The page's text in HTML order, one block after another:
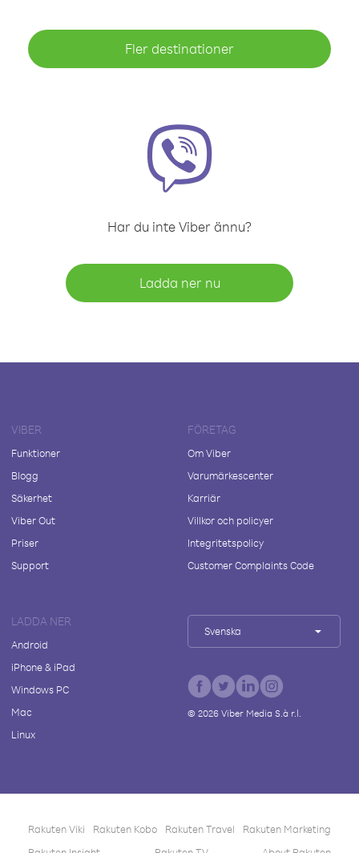
Fler destinationer
Har du inte Viber ännu?
Ladda ner nu
VIBER
Funktioner
Blogg
Säkerhet
Viber Out
Priser
Support
FÖRETAG
Om Viber
Varumärkescenter
Karriär
Villkor och policyer
Integritetspolicy
Customer Complaints Code
LADDA NER
Android
iPhone & iPad
Windows PC
Mac
Linux
Svenska
© 2026Viber Media S.à r.l.
Rakuten Viki Rakuten Kobo Rakuten Travel
Rakuten Marketing